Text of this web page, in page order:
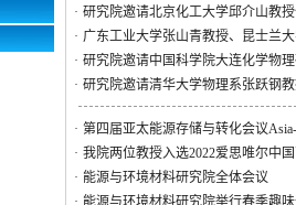
· 研究院邀请北京化工大学邱介山教
· 广东工业大学张山青教授、昆士兰
· 研究院邀请中国科学院大连化学物
· 研究院邀请清华大学物理系张跃钢
· 第四届亚太能源存储与转化会议Asia-
· 我院两位教授入选2022爱思唯尔中
· 能源与环境材料研究院全体会议
· 能源与环境材料研究院举行春季趣